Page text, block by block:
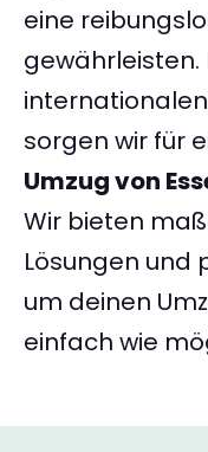
eine
gewährleisten.
sorgen wir für
Umzug von
Wir bieten
Lösungen und
um deinen
einfach wie